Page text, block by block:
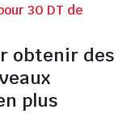
30 DT de
obtenir des
plus